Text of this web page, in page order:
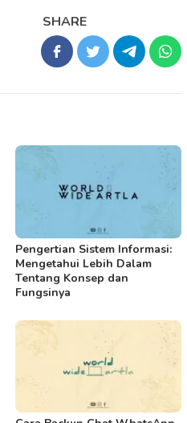
SHARE
Pengertian Sistem Informasi:
Mengetahui Lebih Dalam
Tentang Konsep dan
Fungsinya